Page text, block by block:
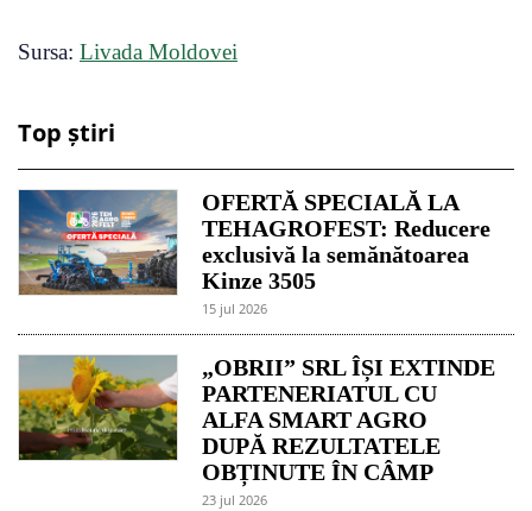
Sursa: Livada Moldovei
Top știri
OFERTĂ SPECIALĂ LA
TEHAGROFEST: Reducere
exclusivă la semănătoarea
Kinze 3505
15 jul 2026
„OBRII” SRL ÎȘI EXTINDE
PARTENERIATUL CU
ALFA SMART AGRO
DUPĂ REZULTATELE
OBȚINUTE ÎN CÂMP
23 jul 2026